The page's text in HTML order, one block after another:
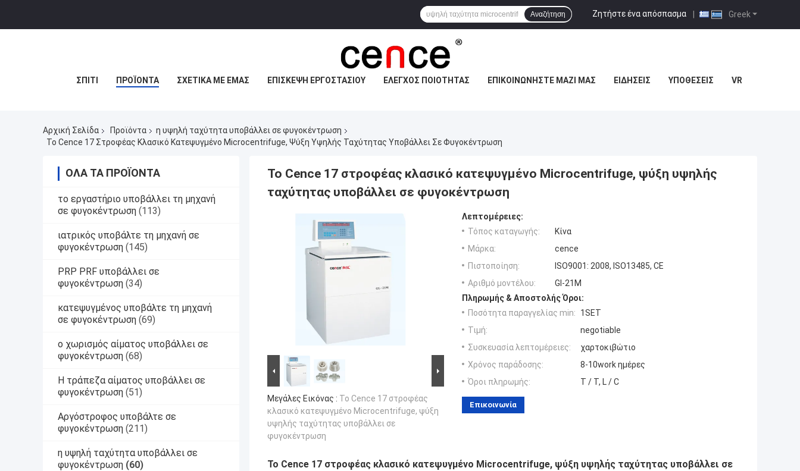
Greek
Ζητήστε ένα απόσπασμα |
Αναζήτηση
ΣΠΊΤΙ ΠΡΟΪΌΝΤΑ ΣΧΕΤΙΚΆ ΜΕ ΕΜΆΣ ΕΠΙΣΚΕΨΉ ΕΡΓΟΣΤΑΣΊΟΥ ΈΛΕΓΧΟΣ ΠΟΙΌΤΗΤΑΣ ΕΠΙΚΟΙΝΩΝΉΣΤΕ ΜΑΖΊ ΜΑΣ ΕΙΔΉΣΕΙΣ ΥΠΟΘΈΣΕΙΣ VR
Αρχική Σελίδα Προϊόντα
η υψηλή ταχύτητα υποβάλλει σε φυγοκέντρωση
Το Cence 17 Στροφέας Κλασικό Κατεψυγμένο Microcentrifuge, Ψύξη Υψηλής Ταχύτητας Υποβάλλει Σε Φυγοκέντρωση
ΌΛΑ ΤΑ ΠΡΟΪΌΝΤΑ
το εργαστήριο υποβάλλει τη μηχανή
σε φυγοκέντρωση (113)
ιατρικός υποβάλτε τη μηχανή σε
φυγοκέντρωση (145)
PRP PRF υποβάλλει σε
φυγοκέντρωση (34)
κατεψυγμένος υποβάλτε τη μηχανή
σε φυγοκέντρωση (69)
ο χωρισμός αίματος υποβάλλει σε
φυγοκέντρωση (68)
Η τράπεζα αίματος υποβάλλει σε
φυγοκέντρωση (51)
Αργόστροφος υποβάλτε σε
φυγοκέντρωση (211)
η υψηλή ταχύτητα υποβάλλει σε
φυγοκέντρωση (60)
Το Cence 17 στροφέας κλασικό κατεψυγμένο Microcentrifuge, ψύξη υψηλής
ταχύτητας υποβάλλει σε φυγοκέντρωση
Μεγάλες Εικόνας : Το Cence 17 στροφέας
κλασικό κατεψυγμένο Microcentrifuge, ψύξη
υψηλής ταχύτητας υποβάλλει σε
φυγοκέντρωση
Λεπτομέρειες:
Τόπος καταγωγής:
Κίνα
Μάρκα:
cence
Πιστοποίηση:
ISO9001: 2008, ISO13485, CE
Αριθμό μοντέλου:
Gl-21M
Πληρωμής & Αποστολής Όροι:
Ποσότητα παραγγελίας min:
1SET
Τιμή:
negotiable
Συσκευασία λεπτομέρειες:
χαρτοκιβώτιο
Χρόνος παράδοσης:
8-10work ημέρες
Όροι πληρωμής:
T / T, L / C
Επικοινωνία
Το Cence 17 στροφέας κλασικό κατεψυγμένο Microcentrifuge, ψύξη υψηλής ταχύτητας υποβάλλει σε